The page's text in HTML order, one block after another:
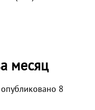
месяц
опубликовано 8